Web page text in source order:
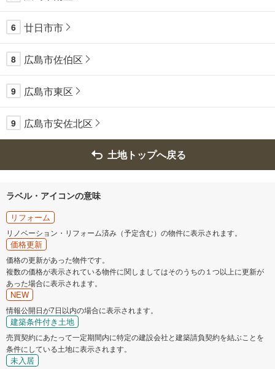
6 廿日市市
8 広島市佐伯区
9 広島市東区
9 広島市安佐北区
土地トップへ戻る
ラベル・アイコンの意味
リフォーム
リノベーション・リフォーム済み（予定含む）の物件に表示されます。
価格更新
価格の更新があった物件です。
複数の価格が表示されている物件に関しましてはそのうちの１つ以上に更新が
あった場合に表示されます。
NEW
情報公開日が7日以内の場合に表示されます。
建築条件付き土地
売買契約にあたって一定期間内に特定の建設会社と建築請負契約を結ぶことを
条件にしている土地に表示されます。
未入居